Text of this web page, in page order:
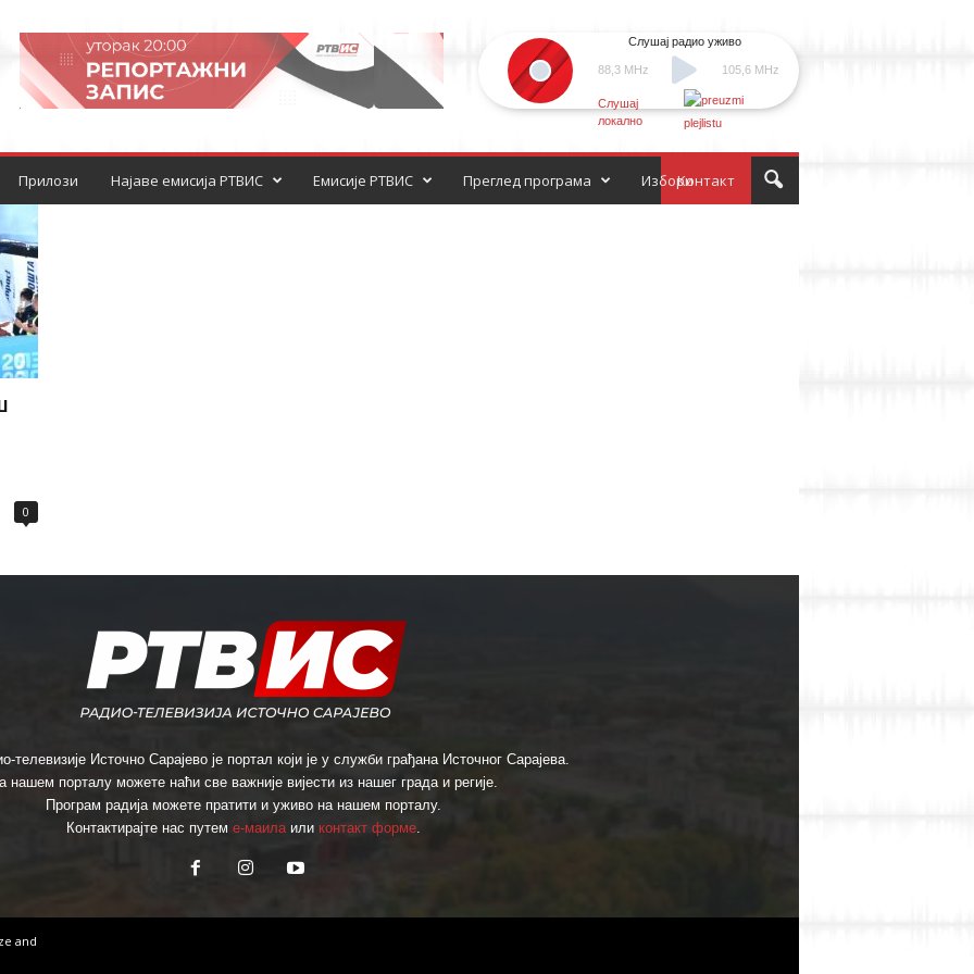
88,3 MHz
Слушај радио уживо
105,6 MHz
Слушај
локално
Прилози Најаве емисија РТВИС Емисије РТВИС Контакт
Преглед програма Избори
0
телевизије Источно Сарајево је портал који је у служби грађана Источног Сарајева.
нашем порталу можете наћи све важније вијести из нашег града и регије.
Програм радија можете пратити и уживо на нашем порталу.
Контактирајте нас путем е-маилаили контакт форме.
and